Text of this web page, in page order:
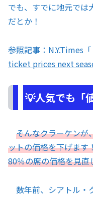
でも、すでに地元では
だとか！
参照記事：N.Y.Times「
ticket prices next
💡人気でも「
そんなクラーケンが
ットの価格を下げます
80％の席の価格を見
数年前、シアトル・